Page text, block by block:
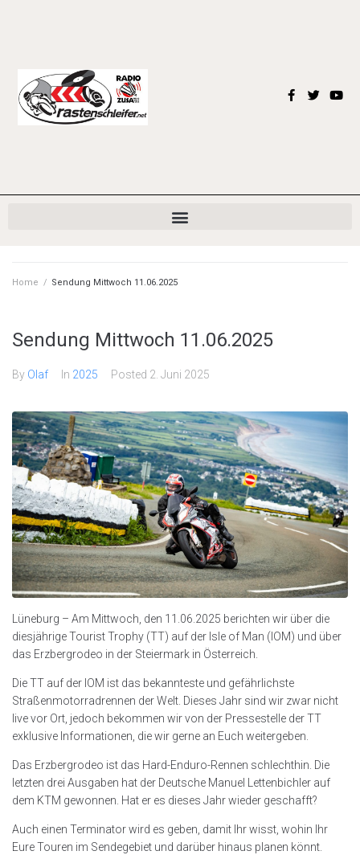
Home / Sendung Mittwoch 11.06.2025
Sendung Mittwoch 11.06.2025
By Olaf In 2025 Posted 2. Juni 2025
Lüneburg – Am Mittwoch, den 11.06.2025 berichten wir über die
diesjährige Tourist Trophy (TT) auf der Isle of Man (IOM) und über
das Erzbergrodeo in der Steiermark in Österreich.
Die TT auf der IOM ist das bekannteste und gefährlichste
Straßenmotorradrennen der Welt. Dieses Jahr sind wir zwar nicht
live vor Ort, jedoch bekommen wir von der Pressestelle der TT
exklusive Informationen, die wir gerne an Euch weitergeben.
Das Erzbergrodeo ist das Hard-Enduro-Rennen schlechthin. Die
letzten drei Ausgaben hat der Deutsche Manuel Lettenbichler auf
dem KTM gewonnen. Hat er es dieses Jahr wieder geschafft?
Auch einen Terminator wird es geben, damit Ihr wisst, wohin Ihr
Eure Touren im Sendegebiet und darüber hinaus planen könnt.